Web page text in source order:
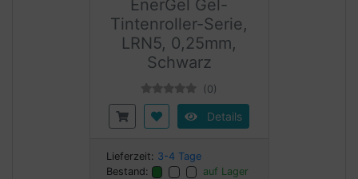
EnerGel Gel-
Tintenroller-Serie,
LRN5, 0,25mm,
Schwarz
(0)
Details
Lieferzeit: 3-4 Tage
Bestand:
auf Lager